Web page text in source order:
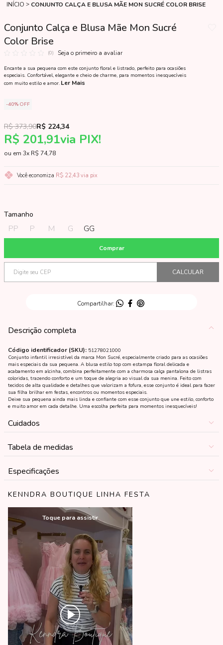
INÍCIO CONJUNTO CALÇA E BLUSA MÃE MON SUCRÉ COLOR BRISE
Conjunto Calça e Blusa Mãe Mon Sucré
Color Brise
(0) Seja o primeiro a avaliar
Encante a sua pequena com este conjunto floral e listrado, perfeito para ocasiões
especiais. Confortável, elegante e cheio de charme, para momentos inesquecíveis
com muito estilo e amor. Ler Mais
40% OFF
R$ 201,91via PIX!
R$ 373,90R$ 224,34
3x R$ 74,78
Você economiza R$ 22,43 via pix
Tamanho
PP P M G GG
Descrição completa
Código identificador (SKU): 51278021000
Conjunto infantil irresistível da marca Mon Sucré, especialmente criado para as ocasiões
mais especiais da sua pequena. A blusa estilo top com estampa floral delicada e
acabamento em alcinha, combina perfeitamente com a charmosa calça pantalona de listras
coloridas, trazendo conforto e um toque de alegria ao visual da sua menina. Feito com
tecidos de alta qualidade e detalhes que valorizam a fofura, esse conjunto é ideal para fazer
sua filha brilhar em festas, encontros ou momentos especiais.
Deixe sua pequena ainda mais linda e confiante com esse conjunto que une estilo, conforto
e muito amor em cada detalhe. Uma escolha perfeita para momentos inesquecíveis!
Cuidados
Tabela de medidas
Especificações
KENNDRA BOUTIQUE LINHA FESTA